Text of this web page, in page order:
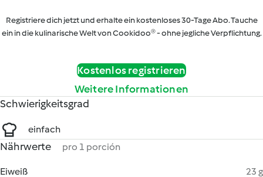
Registriere dich jetzt und erhalte ein kostenloses 30-Tage Abo. Tauche
ein in die kulinarische Welt von Cookidoo® - ohne jegliche Verpflichtung.
Kostenlos registrieren
Weitere Informationen
Schwierigkeitsgrad
einfach
Nährwerte pro 1 porción
Eiweiß
23 g